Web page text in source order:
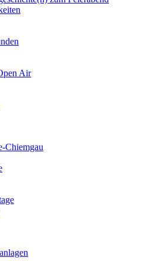
Air
Chiemgau